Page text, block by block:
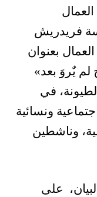
فريدريش
العمال بعنوان
يٌروَ بعد»
في
ونسائية
وناشطين
على